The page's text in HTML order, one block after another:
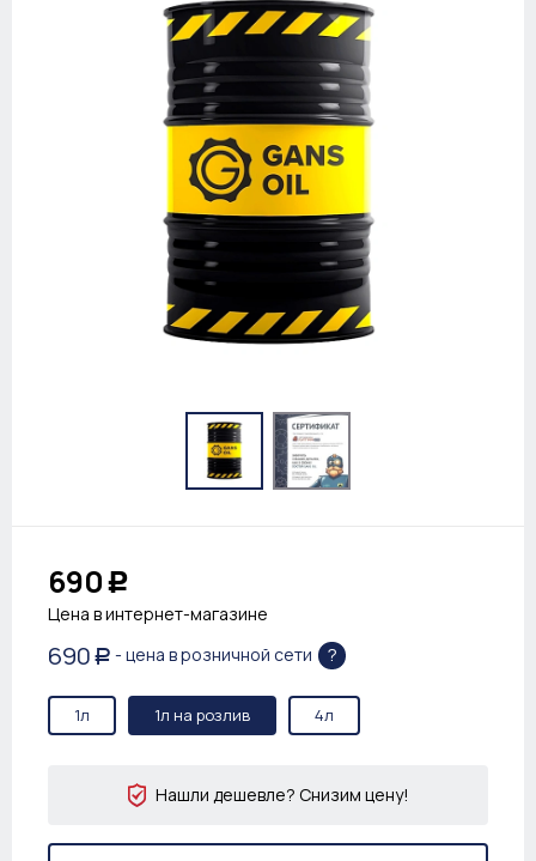
690 Р
Цена в интернет-магазине
690 Р - цена в розничной сети ?
1л 1л на розлив 4л
Нашли дешевле? Снизим цену!